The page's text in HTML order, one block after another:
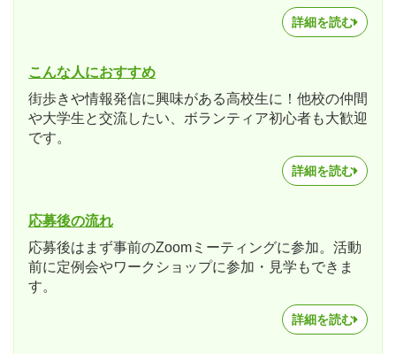
詳細を読む
こんな人におすすめ
街歩きや情報発信に興味がある高校生に！他校の仲間
や大学生と交流したい、ボランティア初心者も大歓迎
です。
詳細を読む
応募後の流れ
応募後はまず事前のZoomミーティングに参加。活動
前に定例会やワークショップに参加・見学もできま
す。
詳細を読む